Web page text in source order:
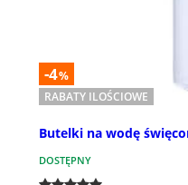
-4%
RABATY ILOŚCIOWE
Butelki na wodę
DOSTĘPNY